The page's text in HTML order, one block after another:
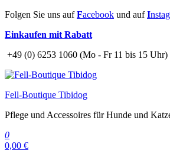
Zum
springen
Folgen Sie uns aufFacebook und aufI
Einkaufen mit Rabatt
+49 (0) 6253 1060 (Mo - Fr 11 bis 15 Uhr)
Fell-Boutique Tibidog
Pflege und Accessoires für Hunde und
0
0,00 €